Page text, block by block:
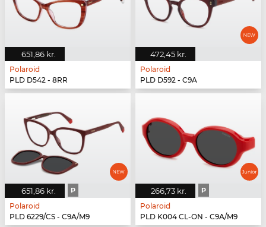
651,86 kr.
Polaroid
PLD D542 - 8RR
472,45 kr.
Polaroid
PLD D592 - C9A
651,86 kr. P
Polaroid
PLD 6229/CS - C9A/M9
266,73 kr. P
Polaroid
PLD K004 CL-ON - C9A/M9